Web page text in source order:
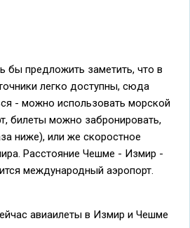
бы предложить заметить, что в
легко доступны, сюда
- можно использовать морской
билеты можно забронировать,
ниже), или же скоростное
Расстояние Чешме - Измир -
международный аэропорт.
авиаилеты в Измир и Чешме